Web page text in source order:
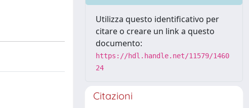
Utilizza questo identificativo per
citare o creare un link a questo
documento:
https://hdl.handle.net/11579/1460
24
Citazioni